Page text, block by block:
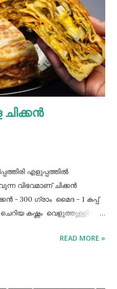
എളുപ്പത്തിൽ
വിഭവമാണ് ചിക്കൻ
- 300 ഗ്രാം മൈദ - 1 കപ്പ്‌
കഷ്ണം വെളുത്തുള്ളി - 5
കുരുമുളകുപൊടിയുംREAD MORE »